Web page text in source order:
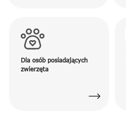
Dla osób posiadających
zwierzęta